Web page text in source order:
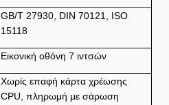
GB/T 27930, DIN 70121, ISO
15118
Εικονική οθόνη 7 ιντσών
Χωρίς επαφή κάρτα χρέωσης
CPU, πληρωμή με σάρωση